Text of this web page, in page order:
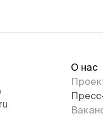
О нас